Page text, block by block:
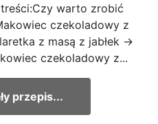
warto zrobić
czekoladowy z
z masą z jabłek →
czekoladowy z...
przepis...